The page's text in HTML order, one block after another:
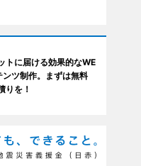
トに届ける効果的なWE
ンツ制作。まずは無料
りを！